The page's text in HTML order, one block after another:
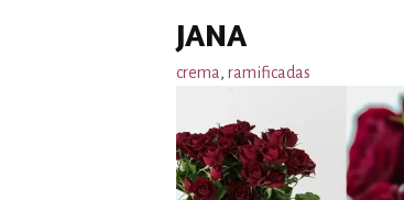
JANA
crema, ramificadas